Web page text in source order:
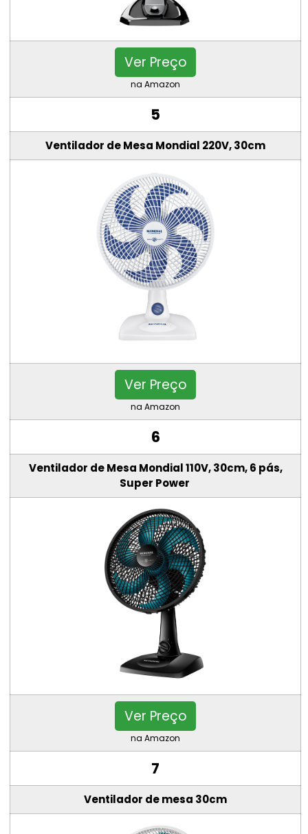
Ver Preço
na Amazon
5
Ventilador de Mesa Mondial 220V, 30cm
Ver Preço
na Amazon
6
Ventilador de Mesa Mondial 110V, 30cm, 6 pás,
Super Power
Ver Preço
na Amazon
7
Ventilador de mesa 30cm